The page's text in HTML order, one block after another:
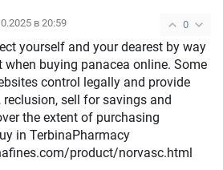
0
в 20:59
yourself and your dearest by way
when buying panacea online. Some
control legally and provide
reclusion, sell for savings and
the extent of purchasing
in TerbinaPharmacy
product/norvasc.html